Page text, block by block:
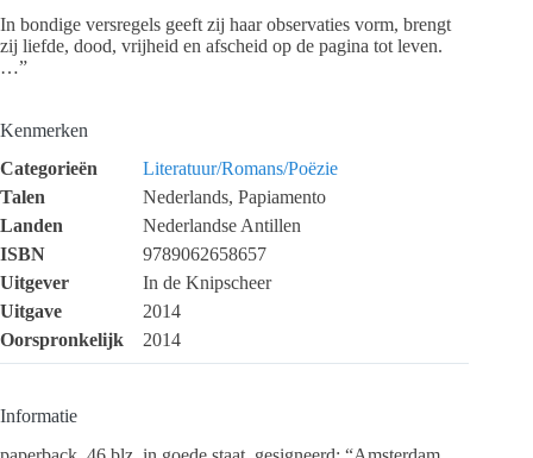
In bondige versregels geeft zij haar observaties vorm, brengt
zij liefde, dood, vrijheid en afscheid op de pagina tot leven.
…”
Kenmerken
Categorieën
Literatuur/Romans/Poëzie
Talen
Nederlands, Papiamento
Landen
Nederlandse Antillen
ISBN
9789062658657
Uitgever
In de Knipscheer
Uitgave
2014
Oorspronkelijk
2014
Informatie